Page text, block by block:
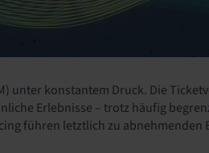
unter konstantem Druck. Die
Erlebnisse – trotz häufig
führen letztlich zu abnehmenden